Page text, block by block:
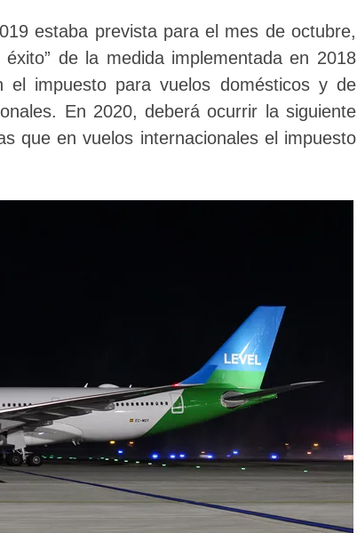
estaba prevista para el mes de octubre,
de la medida implementada en 2018
impuesto para vuelos domésticos y de
En 2020, deberá ocurrir la siguiente
que en vuelos internacionales el impuesto